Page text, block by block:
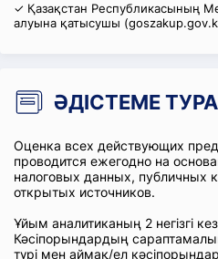
✓ Қазақстан Республикасының
алуына қатысушы
ӘДІСТЕМЕ
Оценка всех действующих
проводится ежегодно на
налоговых данных, публичных
открытых источников.
Ұйым аналитиканың 2 негізгі
Кәсіпорындардың
түрі мен аймақ/ел